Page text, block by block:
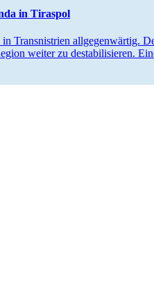
in Tiraspol
in Trans­nis­trien allge­gen­wärtig.
weiter zu desta­bi­li­sieren.